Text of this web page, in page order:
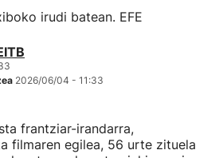
irudi batean. EFE
2026/06/04 - 11:33
frantziar-irandarra,
filmaren egilea, 56 urte zituela